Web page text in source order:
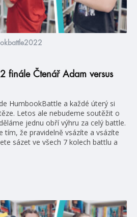
finále Čtenář Adam versus
HumbookBattle a každé úterý si
Letos ale nebudeme soutěžit o
jednu obří výhru za celý battle.
tím, že pravidelně vsázíte a vsázíte
sázet ve všech 7 kolech battlu a